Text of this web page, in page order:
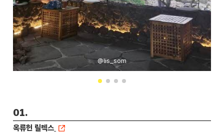
@lis_som
01.
옥류헌 릴렉스